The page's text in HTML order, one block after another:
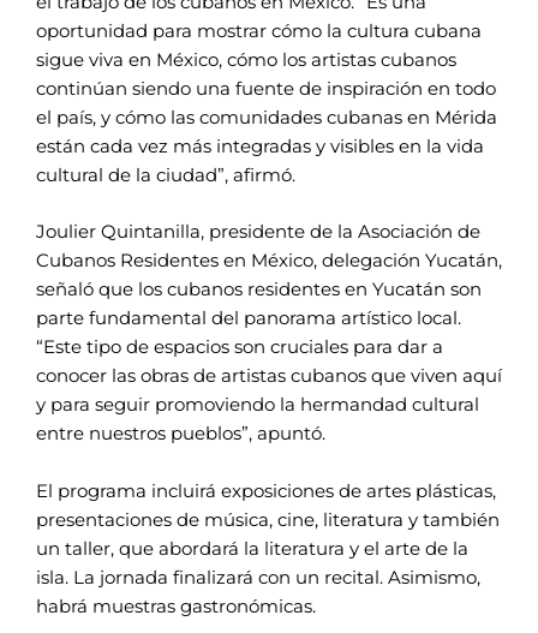
oportunidad para mostrar cómo la cultura cubana
sigue viva en México, cómo los artistas cubanos
continúan siendo una fuente de inspiración en todo
el país, y cómo las comunidades cubanas en Mérida
están cada vez más integradas y visibles en la vida
cultural de la ciudad”, afirmó.
Joulier Quintanilla, presidente de la Asociación de
Cubanos Residentes en México, delegación Yucatán,
señaló que los cubanos residentes en Yucatán son
parte fundamental del panorama artístico local.
“Este tipo de espacios son cruciales para dar a
conocer las obras de artistas cubanos que viven aquí
y para seguir promoviendo la hermandad cultural
entre nuestros pueblos”, apuntó.
El programa incluirá exposiciones de artes plásticas,
presentaciones de música, cine, literatura y también
un taller, que abordará la literatura y el arte de la
isla. La jornada finalizará con un recital. Asimismo,
habrá muestras gastronómicas.